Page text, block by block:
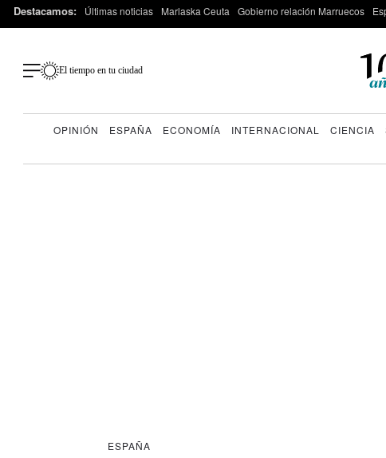
Destacamos: Últimas noticias Marlaska Ceuta Gobierno relación Marruecos
El tiempo en tu ciudad
OPINIÓN ESPAÑA ECONOMÍA INTERNACIONAL CIENCIA
ESPAÑA